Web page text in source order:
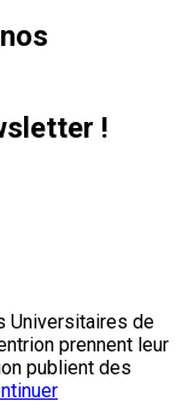
!
Universitaires de
prennent leur
publient des